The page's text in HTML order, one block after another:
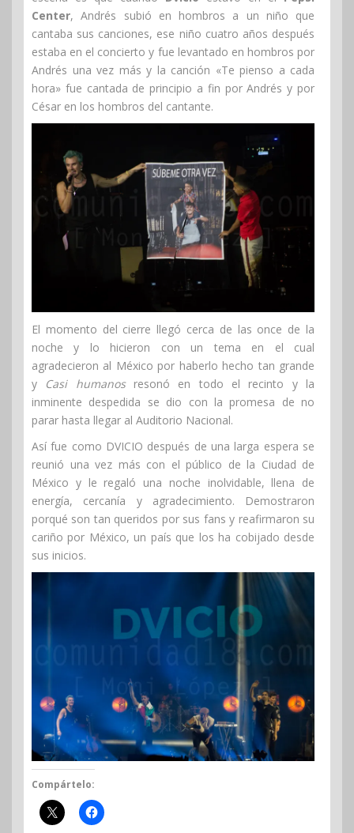
Center, Andrés subió en hombros a un niño que
cantaba sus canciones, ese niño cuatro años después
estaba en el concierto y fue levantado en hombros por
Andrés una vez más y la canción «Te pienso a cada
hora» fue cantada de principio a fin por Andrés y por
César en los hombros del cantante.
El momento del cierre llegó cerca de las once de la
noche y lo hicieron con un tema en el cual
agradecieron al México por haberlo hecho tan grande
y Casi humanosresonó en todo el recinto y la
inminente despedida se dio con la promesa de no
parar hasta llegar al Auditorio Nacional.
Así fue como DVICIO después de una larga espera se
reunió una vez más con el público de la Ciudad de
México y le regaló una noche inolvidable, llena de
energía, cercanía y agradecimiento. Demostraron
porqué son tan queridos por sus fans y reafirmaron su
cariño por México, un país que los ha cobijado desde
sus inicios.
Compártelo: